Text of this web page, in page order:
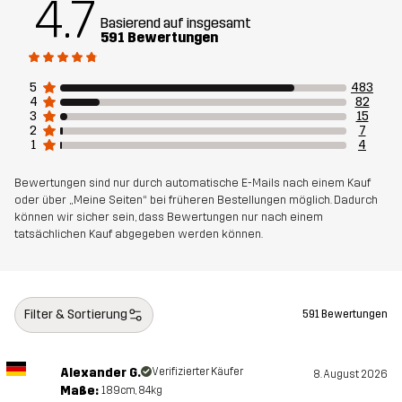
Nachhaltigkeit
Entworfen für
Artikelnummer 11014_2703
4.7 Basierend auf insgesamt
591 Bewertungen
5
483
4
82
3
15
2
7
1
4
Bewertungen sind nur durch automatische E-Mails nach einem Kauf
oder über „Meine Seiten“ bei früheren Bestellungen möglich. Dadurch
können wir sicher sein, dass Bewertungen nur nach einem
tatsächlichen Kauf abgegeben werden können.
Filter & Sortierung 591 Bewertungen
Alexander G. Verifizierter Käufer 8. August 2026
Maße: 189cm, 84kg